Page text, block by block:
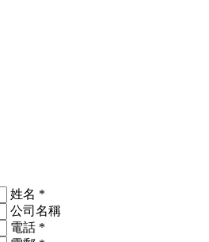
姓名 *
公司名稱
電話 *